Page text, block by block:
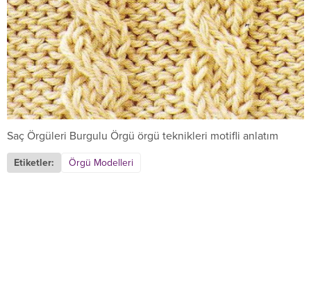
Saç Örgüleri Burgulu Örgü örgü teknikleri motifli anlatım
Etiketler: Örgü Modelleri